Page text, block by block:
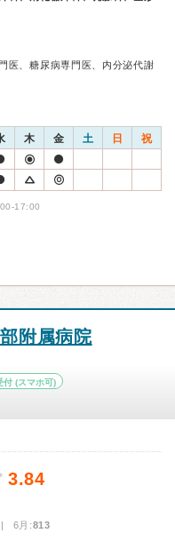
医、糖尿病専門医、内分泌代謝
木 金 土 日 祝
17:00
附属病院
付 (スマホ可)
3.84
6月:813